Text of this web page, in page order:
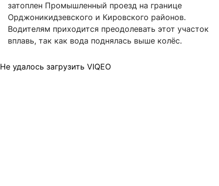
затоплен Промышленный проезд на границе
Орджоникидзевского и Кировского районов.
Водителям приходится преодолевать этот участок
вплавь, так как вода поднялась выше колёс.
Не удалось загрузить VIQEO